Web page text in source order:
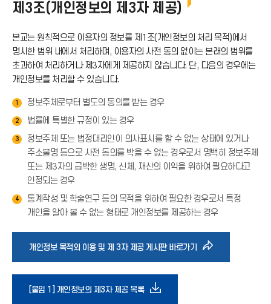
제3조(개인정보의 제3자 제공)
본교는 원칙적으로 이용자의 정보를 제1조(개인정보의 처리 목적)에서
명시한 범위 내에서 처리하며, 이용자의 사전 동의 없이는 본래의 범위를
초과하여 처리하거나 제3자에게 제공하지 않습니다. 단, 다음의 경우에는
개인정보를 처리할 수 있습니다.
1 정보주체로부터 별도의 동의를 받는 경우
2 법률에 특별한 규정이 있는 경우
3
정보주체 또는 법정대리인이 의사표시를 할 수 없는 상태에 있거나
주소불명 등으로 사전 동의를 박을 수 없는 경우로서 명백히 정보주체
또는 제3자의 급박한 생명, 신체, 재산의 이익을 위하여 필요하다고
인정되는 경우
4
통계작성 및 학술연구 등의 목적을 위하여 필요한 경우로서 특정
개인을 알아 볼 수 없는 형태로 개인정보를 제공하는 경우
개인정보 목적외 이용 및 제 3자 제공 게시판 바로가기 바
[붙임 1] 개인정보의 제3자 제공 목록다